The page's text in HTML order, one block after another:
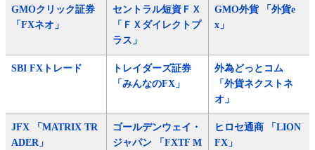
GMOクリック証券
「FXネオ」
セントラル短資ＦＸ
「ＦＸダイレクトプ
ラス」
GMO外貨 「外貨e
x」
SBI FXトレード
トレイダーズ証券
「みんなのFX」
外為どっとコム
「外貨ネクストネ
オ」
JFX 「MATRIX TR
ADER」
ゴールデンウェイ・
ジャパン 「FXTF M
ヒロセ通商 「LION
FX」